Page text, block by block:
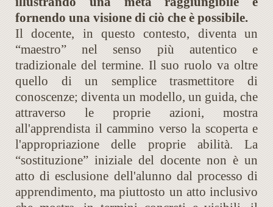
fornendo una visione di ciò che è possibile.
Il docente, in questo contesto, diventa un
“maestro” nel senso più autentico e
tradizionale del termine. Il suo ruolo va oltre
quello di un semplice trasmettitore di
conoscenze; diventa un modello, un guida, che
attraverso le proprie azioni, mostra
all'apprendista il cammino verso la scoperta e
l'appropriazione delle proprie abilità. La
“sostituzione” iniziale del docente non è un
atto di esclusione dell'alunno dal processo di
apprendimento, ma piuttosto un atto inclusivo